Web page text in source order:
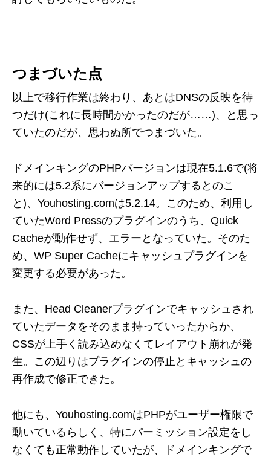
つまづいた点
以上で移行作業は終わり、あとはDNSの反映を待
つだけ(これに長時間かかったのだが……)、と思っ
ていたのだが、思わぬ所でつまづいた。
ドメインキングのPHPバージョンは現在5.1.6で(将
来的には5.2系にバージョンアップするとのこ
と)、Youhosting.comは5.2.14。このため、利用し
ていたWord Pressのプラグインのうち、Quick
Cacheが動作せず、エラーとなっていた。そのた
め、WP Super Cacheにキャッシュプラグインを
変更する必要があった。
また、Head Cleanerプラグインでキャッシュされ
ていたデータをそのまま持っていったからか、
CSSが上手く読み込めなくてレイアウト崩れが発
生。この辺りはプラグインの停止とキャッシュの
再作成で修正できた。
他にも、Youhosting.comはPHPがユーザー権限で
動いているらしく、特にパーミッション設定をし
なくても正常動作していたが、ドメインキングで